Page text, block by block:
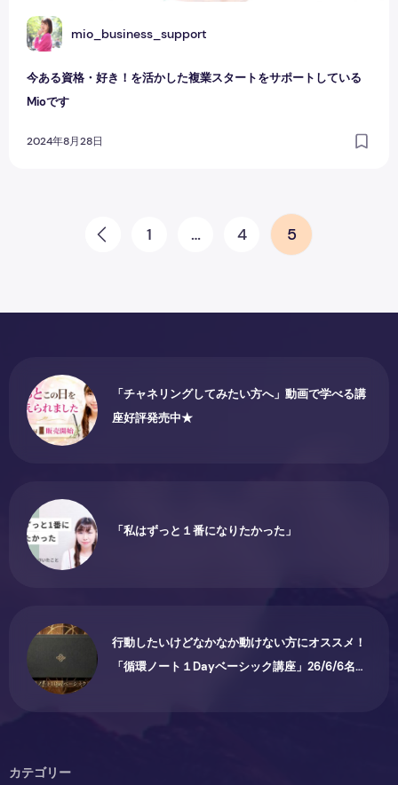
M mio_business_support
今ある資格・好き！を活かした複業スタートをサポートしている
Mioです
2024年8月28日
投稿のページ送り
Prev 1 … 4 5
「チャネリングしてみたい方へ」動画で学べる講
座好評発売中★
「私はずっと１番になりたかった」
行動したいけどなかなか動けない方にオススメ！
「循環ノート１Dayベーシック講座」26/6/6名古
カテゴリー